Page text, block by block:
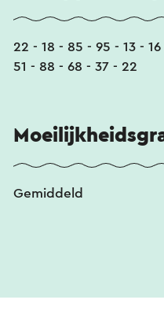
22 - 18 - 85 - 95 - 13 -
51 - 88 - 68 - 37 - 22
Gemiddeld